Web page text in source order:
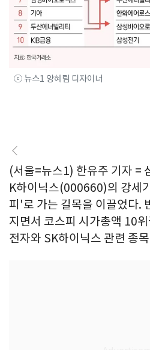
ⓒ 뉴스1 양혜림 디자이너
(서울=뉴스1) 한유주 기자 =
K하이닉스(000660)의 강세
피'로 가는 길목을 이끌었다.
지면서 코스피 시가총액 10
전자와 SK하이닉스 관련 종